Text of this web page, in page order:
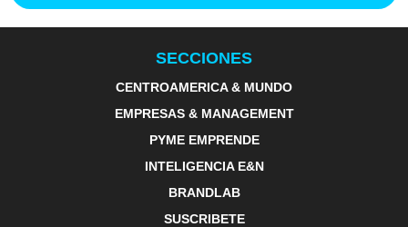
SECCIONES
CENTROAMERICA & MUNDO
EMPRESAS & MANAGEMENT
PYME EMPRENDE
INTELIGENCIA E&N
BRANDLAB
SUSCRIBETE